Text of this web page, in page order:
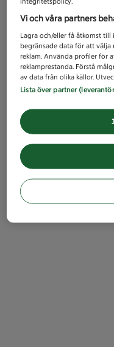
Vi och våra partners
Lagra och/eller få åtkomst
begränsade data för att välja
reklam. Använda profiler för
reklamprestanda. Förstå
av data från olika källor.
Lista över partner